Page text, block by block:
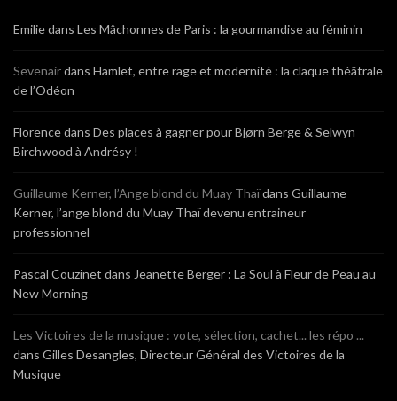
Emiliedans Les Mâchonnes de Paris : la gourmandise au féminin
Sevenairdans Hamlet, entre rage et modernité : la claque théâtrale
de l’Odéon
Florencedans Des places à gagner pour Bjørn Berge & Selwyn
Birchwood à Andrésy !
Guillaume Kerner, l’Ange blond du Muay Thaïdans Guillaume
Kerner, l’ange blond du Muay Thaï devenu entraineur
professionnel
Pascal Couzinet dans Jeanette Berger : La Soul à Fleur de Peau au
New Morning
Les Victoires de la musique : vote, sélection, cachet... les répo ...
dans Gilles Desangles, Directeur Général des Victoires de la
Musique